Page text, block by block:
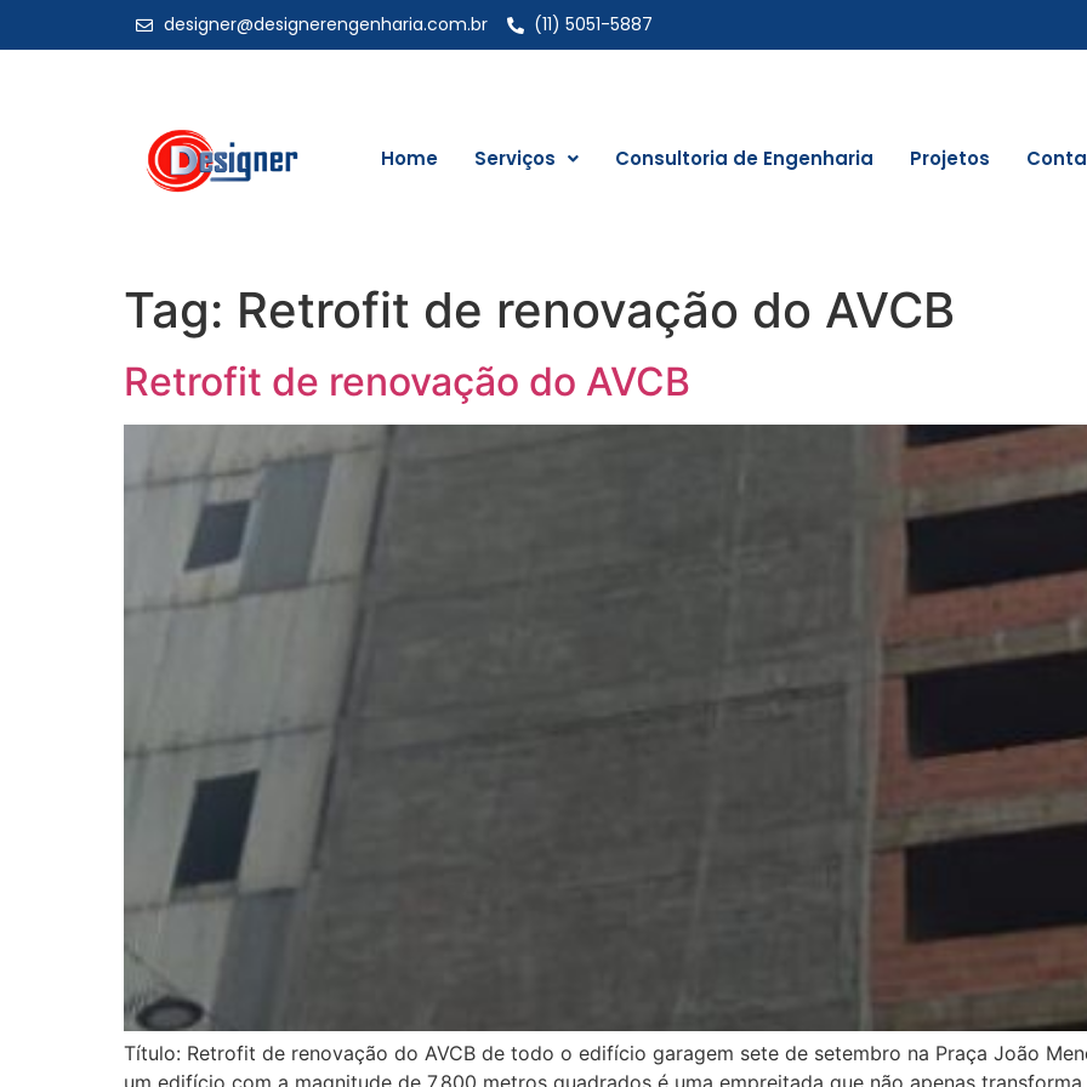
designer@designerengenharia.com.br (11) 5051-5887
Home Serviços Consultoria de Engenharia Projetos
Tag: Retrofit de renovação do AVCB
Retrofit de renovação do AVCB
Título: Retrofit de renovação do AVCB de todo o edifício garagem sete de setembro na Praça João
um edifício com a magnitude de 7.800 metros quadrados é uma empreitada que não apenas